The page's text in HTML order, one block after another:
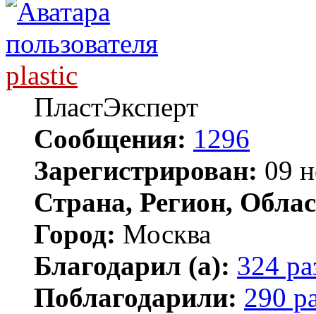
plastic
ПластЭксперт
Сообщения: 1296
Зарегистрирован: 09
Страна, Регион,
Город: Москва
Благодарил (а): 324
Поблагодарили: 290